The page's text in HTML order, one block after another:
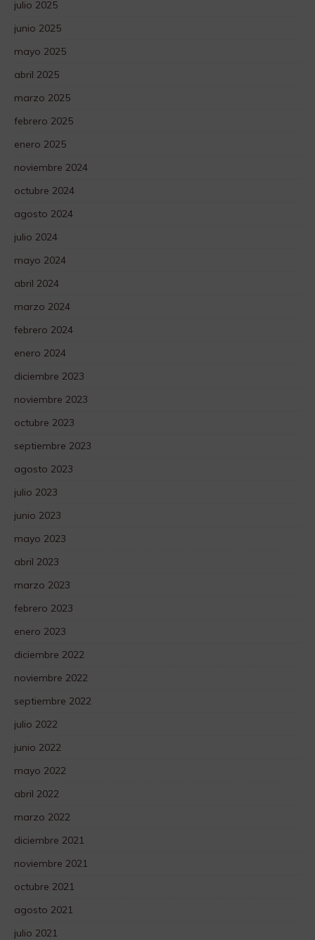
julio 2025
junio 2025
mayo 2025
abril 2025
marzo 2025
febrero 2025
enero 2025
noviembre 2024
octubre 2024
agosto 2024
julio 2024
mayo 2024
abril 2024
marzo 2024
febrero 2024
enero 2024
diciembre 2023
noviembre 2023
octubre 2023
septiembre 2023
agosto 2023
julio 2023
junio 2023
mayo 2023
abril 2023
marzo 2023
febrero 2023
enero 2023
diciembre 2022
noviembre 2022
septiembre 2022
julio 2022
junio 2022
mayo 2022
abril 2022
marzo 2022
diciembre 2021
noviembre 2021
octubre 2021
agosto 2021
julio 2021